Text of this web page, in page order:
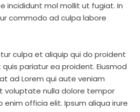
incididunt mol mollit ut fugiat. In
commodo ad culpa labore
culpa et aliquip qui do proident
pariatur ea proident. Eiusmod
ad Lorem qui aute veniam
voluptate nulla dolore tempor
officia elit. Ipsum aliqua irure